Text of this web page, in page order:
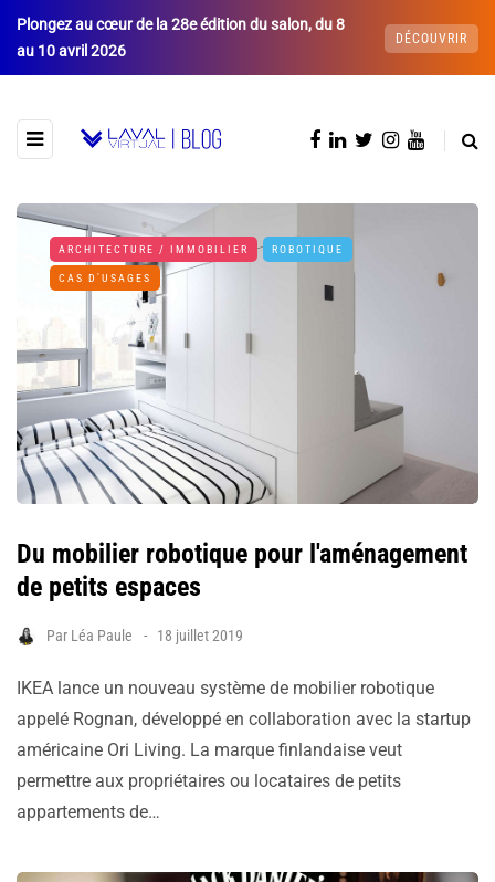
Plongez au cœur de la 28e édition du salon, du 8
au 10 avril 2026
DÉCOUVRIR
ARCHITECTURE / IMMOBILIER ROBOTIQUE
CAS D'USAGES
Du mobilier robotique pour l'aménagement
de petits espaces
Par Léa Paule 18 juillet 2019
IKEA lance un nouveau système de mobilier robotique
appelé Rognan, développé en collaboration avec la startup
américaine Ori Living. La marque finlandaise veut
permettre aux propriétaires ou locataires de petits
appartements de…